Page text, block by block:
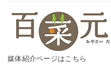
媒体紹介ページはこちら